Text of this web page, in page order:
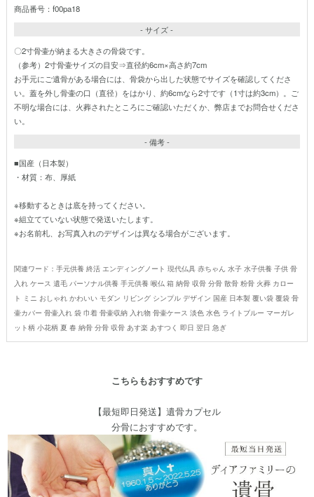
商品番号：f00pa18
- サイズ -
〇2寸骨壷が納まる大きさの骨袋です。
（参考）2寸骨壷サイズの目安⇒直径約6cm×高さ約7cm
お手元にご遺骨がある場合には、骨袋から出した状態でサイズを確認してくださ
い。蓋を外し骨壷の口（直径）をはかり、約6cmなら2寸です（1寸は約3cm）。ご
不明な場合には、火葬されたところにご確認いただくか、弊店までお問合せくださ
い。
- 備考 -
■国産（日本製）
・材質：布、厚紙
※移動するときは底を持ってください。
※組立てていない状態で発送いたします。
※お名前札、お写真入れのデザインは異なる場合がございます。
関連ワード：手元供養 終活 エンディングノート 現代仏具 赤ちゃん 水子 水子供養 子供 骨
入れ ケース 遺毛 パーソナル供養 手元供養 喉仏 箱 納骨 収骨 分骨 散骨 粉骨 火葬 カロー
ト ミニ おしゃれ かわいい モダン リビング シンプル デザイン 国産 日本製 覆い袋 覆袋 骨
壷カバー 骨壷入れ 袋 巾着 骨壷収納 入れ物 骨壷ケース 淡色 水色 ライトブルー マーガレ
ット柄 小花柄 夏 春 納骨 分骨 収骨 あす楽 あすつく 即日 翌日 急ぎ
こちらもおすすめです
【最短即日発送】遺骨カプセル
分骨におすすめです。